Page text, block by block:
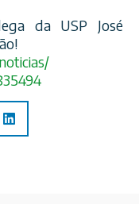
da USP José
noticias/